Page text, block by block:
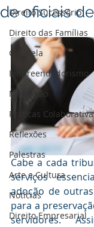
Direito Sucessório
Direito das Famílias
Curatela
Empreendedorismo
Mediaçāo
Práticas
Reflexões
Palestras
Arte e Cultura
Notícias
Direito Empresarial
de oficiais
Cabe a cada
serviços
adoção de
para a
servidores.